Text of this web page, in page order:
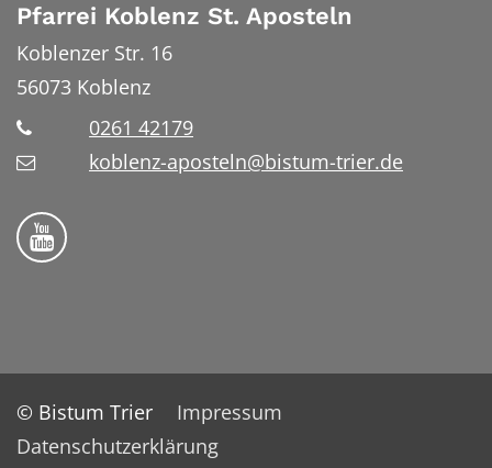
Pfarrei Koblenz St. Aposteln
Koblenzer Str. 16
56073 Koblenz
0261 42179
koblenz-aposteln@bistum-trier.de
Bistum Trier auf YouTube
© Bistum Trier
Impressum
Datenschutzerklärung